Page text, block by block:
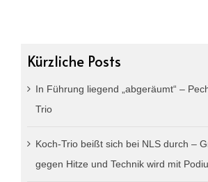
Kürzliche Posts
In Führung liegend „abgeräumt“ –
Trio
Koch-Trio beißt sich bei NLS durch –
gegen Hitze und Technik wird mit